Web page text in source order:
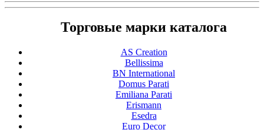
Торговые марки каталога
AS Creation
Bellissima
BN International
Domus Parati
Emiliana Parati
Erismann
Esedra
Euro Decor